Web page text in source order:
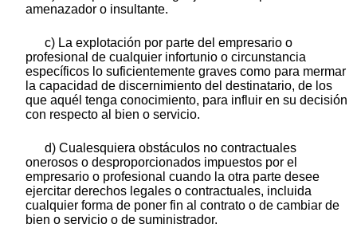
amenazador o insultante.
c) La explotación por parte del empresario o
profesional de cualquier infortunio o circunstancia
específicos lo suficientemente graves como para mermar
la capacidad de discernimiento del destinatario, de los
que aquél tenga conocimiento, para influir en su decisión
con respecto al bien o servicio.
d) Cualesquiera obstáculos no contractuales
onerosos o desproporcionados impuestos por el
empresario o profesional cuando la otra parte desee
ejercitar derechos legales o contractuales, incluida
cualquier forma de poner fin al contrato o de cambiar de
bien o servicio o de suministrador.